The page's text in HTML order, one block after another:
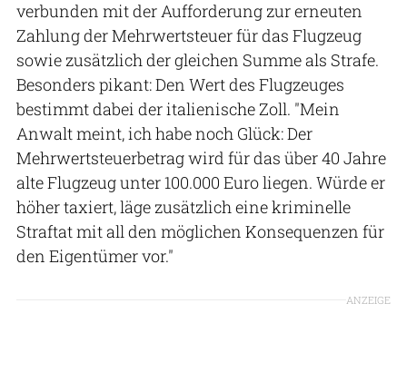
verbunden mit der Aufforderung zur erneuten
Zahlung der Mehrwertsteuer für das Flugzeug
sowie zusätzlich der gleichen Summe als Strafe.
Besonders pikant: Den Wert des Flugzeuges
bestimmt dabei der italienische Zoll. "Mein
Anwalt meint, ich habe noch Glück: Der
Mehrwertsteuerbetrag wird für das über 40 Jahre
alte Flugzeug unter 100.000 Euro liegen. Würde er
höher taxiert, läge zusätzlich eine kriminelle
Straftat mit all den möglichen Konsequenzen für
den Eigentümer vor."
ANZEIGE